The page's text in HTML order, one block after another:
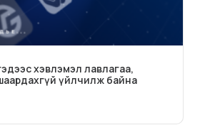
хэвлэмэл лавлагаа,
үйлчилж байна